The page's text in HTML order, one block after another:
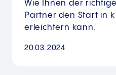
Wie Ihnen der
Partner den Start in
erleichtern kann.
20.03.2024